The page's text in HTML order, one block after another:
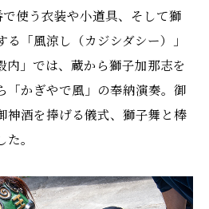
使う衣装や小道具、そして獅
「風涼し（カジシダシー）」
内」では、蔵から獅子加那志を
「かぎやで風」の奉納演奏。御
神酒を捧げる儀式、獅子舞と棒
。